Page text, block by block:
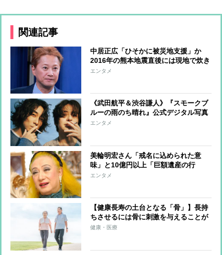
関連記事
中居正広「ひそかに被災地支援」か
2016年の熊本地震直後には現地で炊き
出し “誰にも知られなくて良い”と、
エンタメ
《武田航平＆渋谷謙人》『スモークブ
ルーの雨のち晴れ』公式デジタル写真
集アザーカットを一挙公開
エンタメ
美輪明宏さん「戒名に込められた意
味」と10億円以上「巨額遺産の行
方」 つきっきりで私生活をサポート
エンタメ
【健康長寿の土台となる「骨」】長持
ちさせるには骨に刺激を与えることが
重要「その場飛びのジャンプ」や「15
健康・医療